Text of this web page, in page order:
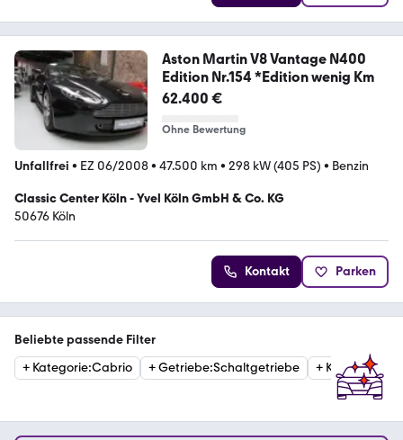
Aston Martin V8 Vantage N400
Edition Nr.154 *Edition wenig Km
62.400 €
Ohne Bewertung
Unfallfrei • EZ 06/2008• 47.500 km • 298 kW (405 PS) • Benzin
Classic Center Köln - Yvel Köln GmbH & Co. KG
50676 Köln
Kontakt Parken
Beliebte passende Filter
+ Kategorie:Cabrio +Getriebe:Schaltgetriebe + Kategorie